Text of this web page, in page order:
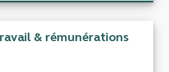
& rémunérations